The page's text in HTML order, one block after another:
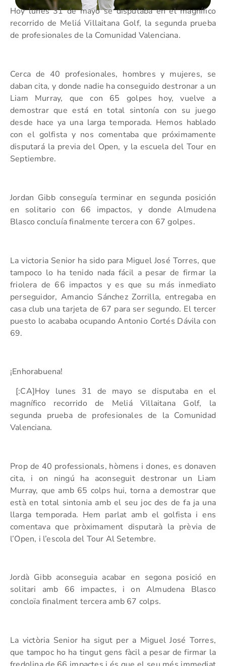
Hoy lunes 31 de mayo se disputaba en el magnífico
recorrido de Meliá Villaitana Golf, la segunda prueba
de profesionales de la Comunidad Valenciana.
Cerca de 40 profesionales, hombres y mujeres, se
daban cita, y donde nadie ha conseguido destronar a un
Liam Murray, que con 65 golpes hoy, vuelve a
demostrar que está en total sintonía con su juego
desde hace ya una larga temporada. Hemos hablado
con el golfista y nos comentaba que próximamente
disputará la previa del Open, y la escuela del Tour en
Septiembre.
Jordan Gibb conseguía terminar en segunda posición
en solitario con 66 impactos, y donde Almudena
Blasco concluía finalmente tercera con 67 golpes.
La victoria Senior ha sido para Miguel José Torres, que
tampoco lo ha tenido nada fácil a pesar de firmar la
friolera de 66 impactos y es que su más inmediato
perseguidor, Amancio Sánchez Zorrilla, entregaba en
casa club una tarjeta de 67 para ser segundo. El tercer
puesto lo acababa ocupando Antonio Cortés Dávila con
69.
¡Enhorabuena!
[:CA]Hoy lunes 31 de mayo se disputaba en el
magnífico recorrido de Meliá Villaitana Golf, la
segunda prueba de profesionales de la Comunidad
Valenciana.
Prop de 40 professionals, hòmens i dones, es donaven
cita, i on ningú ha aconseguit destronar un Liam
Murray, que amb 65 colps hui, torna a demostrar que
està en total sintonia amb el seu joc des de fa ja una
llarga temporada. Hem parlat amb el golfista i ens
comentava que pròximament disputarà la prèvia de
l’Open, i l’escola del Tour Al Setembre.
Jordà Gibb aconseguia acabar en segona posició en
solitari amb 66 impactes, i on Almudena Blasco
concloïa finalment tercera amb 67 colps.
La victòria Senior ha sigut per a Miguel José Torres,
que tampoc ho ha tingut gens fàcil a pesar de firmar la